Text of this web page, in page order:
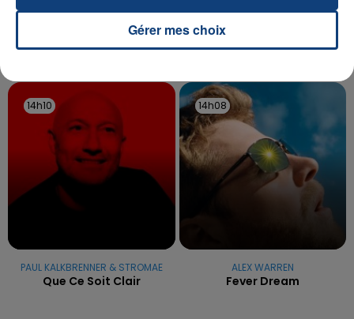
reconnu sa responsabilité et présenté ses
excuses.
TITRES DIFFUSÉS
14h10
14h10
PAUL KALKBRENNER & STROMAE
Que Ce Soit Clair
14h08
14h08
ALEX WARREN
Fever Dream
Gérer mes choix